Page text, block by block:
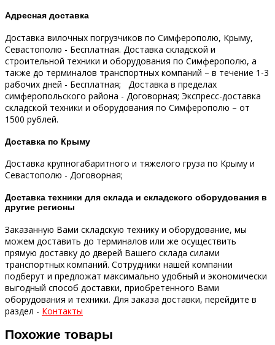
Адресная доставка
Доставка вилочных погрузчиков по Симферополю, Крыму,
Севастополю - Бесплатная. Доставка складской и
строительной техники и оборудования по Симферополю, а
также до терминалов транспортных компаний – в течение 1-3
рабочих дней - Бесплатная; Доставка в пределах
симферопольского района - Договорная; Экспресс-доставка
складской техники и оборудования по Симферополю – от
1500 рублей.
Доставка по Крыму
Доставка крупногабаритного и тяжелого груза по Крыму и
Севастополю - Договорная;
Доставка техники для склада и складского оборудования в
другие регионы
Заказанную Вами складскую технику и оборудование, мы
можем доставить до терминалов или же осуществить
прямую доставку до дверей Вашего склада силами
транспортных компаний. Сотрудники нашей компании
подберут и предложат максимально удобный и экономически
выгодный способ доставки, приобретенного Вами
оборудования и техники. Для заказа доставки, перейдите в
раздел - Контакты
Похожие товары